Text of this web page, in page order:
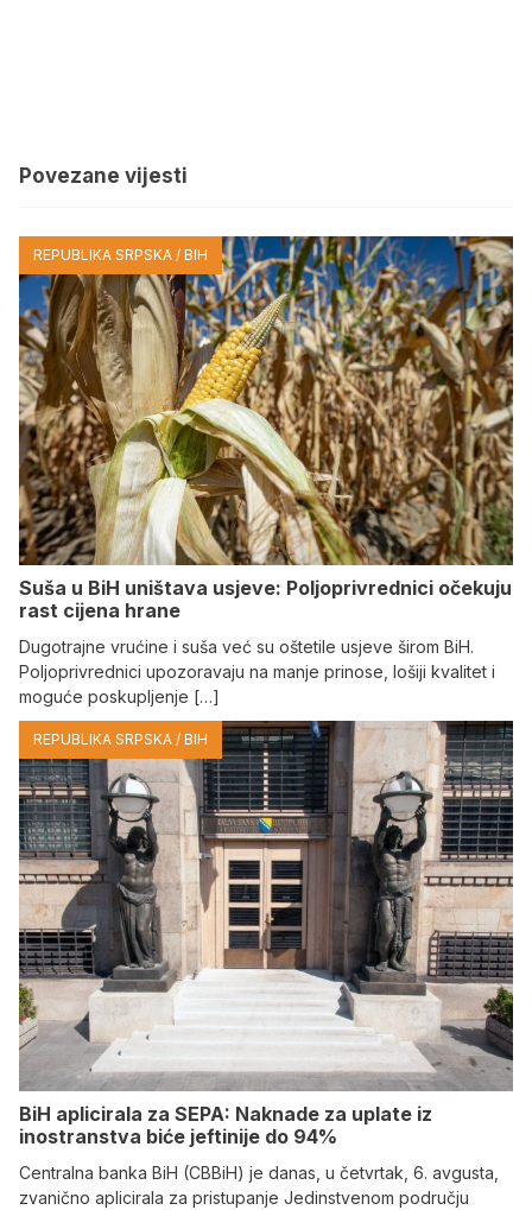
Povezane vijesti
REPUBLIKA SRPSKA / BIH
Suša u BiH uništava usjeve: Poljoprivrednici očekuju
rast cijena hrane
Dugotrajne vrućine i suša već su oštetile usjeve širom BiH.
Poljoprivrednici upozoravaju na manje prinose, lošiji kvalitet i
moguće poskupljenje […]
REPUBLIKA SRPSKA / BIH
BiH aplicirala za SEPA: Naknade za uplate iz
inostranstva biće jeftinije do 94%
Centralna banka BiH (CBBiH) je danas, u četvrtak, 6. avgusta,
zvanično aplicirala za pristupanje Jedinstvenom području